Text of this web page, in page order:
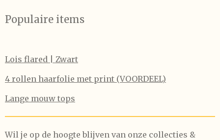
Populaire items
Lois flared | Zwart
4 rollen haarfolie met print (VOORDEEL)
Lange mouw tops
Wil je op de hoogte blijven van onze collecties &